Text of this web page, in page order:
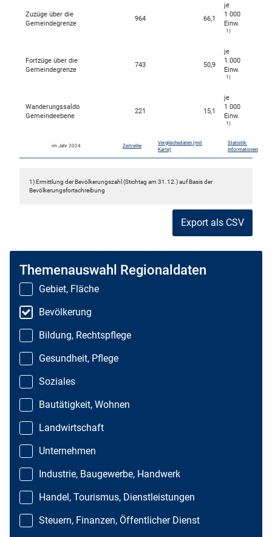
Zuzüge über die
Gemeindegrenze
964 66,1
je
1 000
Einw.
1)
Fortzüge über die
Gemeindegrenze
743 50,9
je
1 000
Einw.
1)
Wanderungssaldo
Gemeindeebene
221 15,1
je
1 000
Einw.
1)
im Jahr 2024 Zeitreihe
Vergleichsdaten (mit
Karte)
Statistik-
Informationen
1) Ermittlung der Bevölkerungszahl (Stichtag am 31.12.) auf Basis der
Bevölkerungsfortschreibung
Export als CSV
Themenauswahl Regionaldaten
Gebiet, Fläche
Bevölkerung
Bildung, Rechtspflege
Gesundheit, Pflege
Soziales
Bautätigkeit, Wohnen
Landwirtschaft
Unternehmen
Industrie, Baugewerbe, Handwerk
Handel, Tourismus, Dienstleistungen
Steuern, Finanzen, Öffentlicher Dienst